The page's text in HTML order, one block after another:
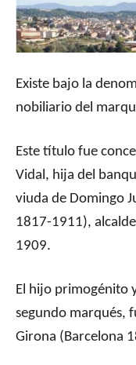
Existe bajo la
nobiliario del
Este título fue
Vidal, hija del
viuda de Domingo
1817-1911),
1909.
El hijo primogénito
segundo marqués,
Girona (Barcelona